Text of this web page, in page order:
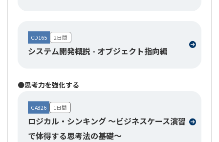
CD165
システム開発概説 - オブジェクト指向編
2日間
⚫思考力を強化する
GA826
ロジカル・シンキング ～ビジネスケース演習
で体得する思考法の基礎～
1日間